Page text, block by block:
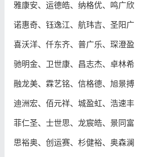
雅康安、运德皓、纳格优、鸣广欣
诺惠奇、钰逸江、航玮吉、圣阳广
喜沃洋、仟东齐、普广乐、琛澄盈
驰明金、卫世康、昌志杰、卓林希
融龙美、霖艺铭、信格德、旭景搏
迪洲宏、佰元祥、城盈虹、浩速丰
菲仁圣、士世思、龙宸皓、景同富
思裕奥、创运赛、杉健裕、奥森澜